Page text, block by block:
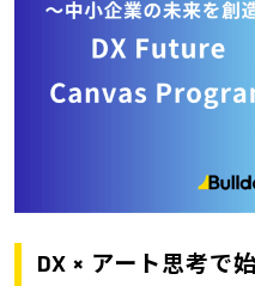
DX × アート思考で